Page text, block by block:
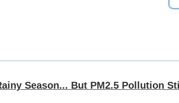
Season... But PM2.5 Pollution